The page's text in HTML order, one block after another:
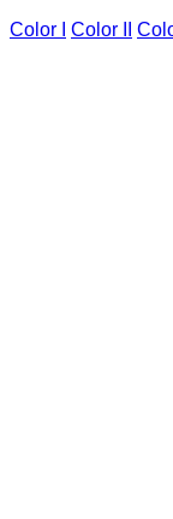
Color I
Color II